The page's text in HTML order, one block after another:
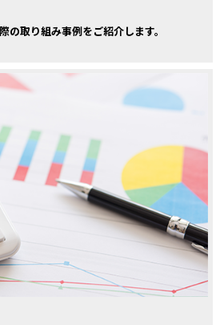
の取り組み事例をご紹介します。